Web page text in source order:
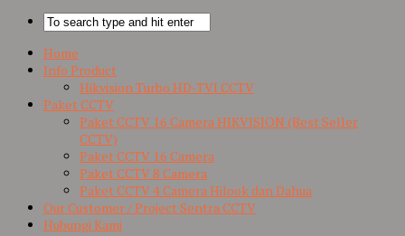
Home
Info Product
Hikvision Turbo HD-TVI CCTV
Paket CCTV
Paket CCTV 16 Camera HIKVISION (Best Seller
CCTV)
Paket CCTV 16 Camera
Paket CCTV 8 Camera
Paket CCTV 4 Camera Hilook dan Dahua
Our Customer / Project Sentra CCTV
Hubungi Kami